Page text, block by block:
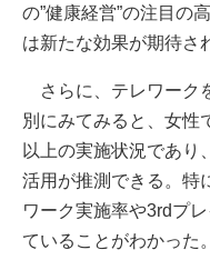
の”健康経営”の注目の
は新たな効果が期待さ
さらに、テレワーク
別にみてみると、女性
以上の実施状況であり
活用が推測できる。特
ワーク実施率や3rdプ
ていることがわかった